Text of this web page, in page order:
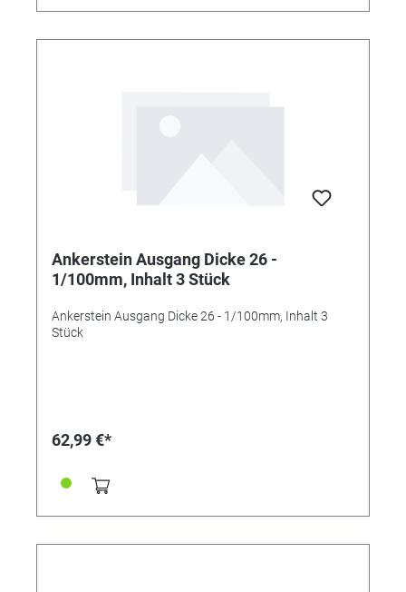
Ankerstein Ausgang Dicke 26 -
1/100mm, Inhalt 3 Stück
Ankerstein Ausgang Dicke 26 - 1/100mm, Inhalt 3
Stück
62,99 €*